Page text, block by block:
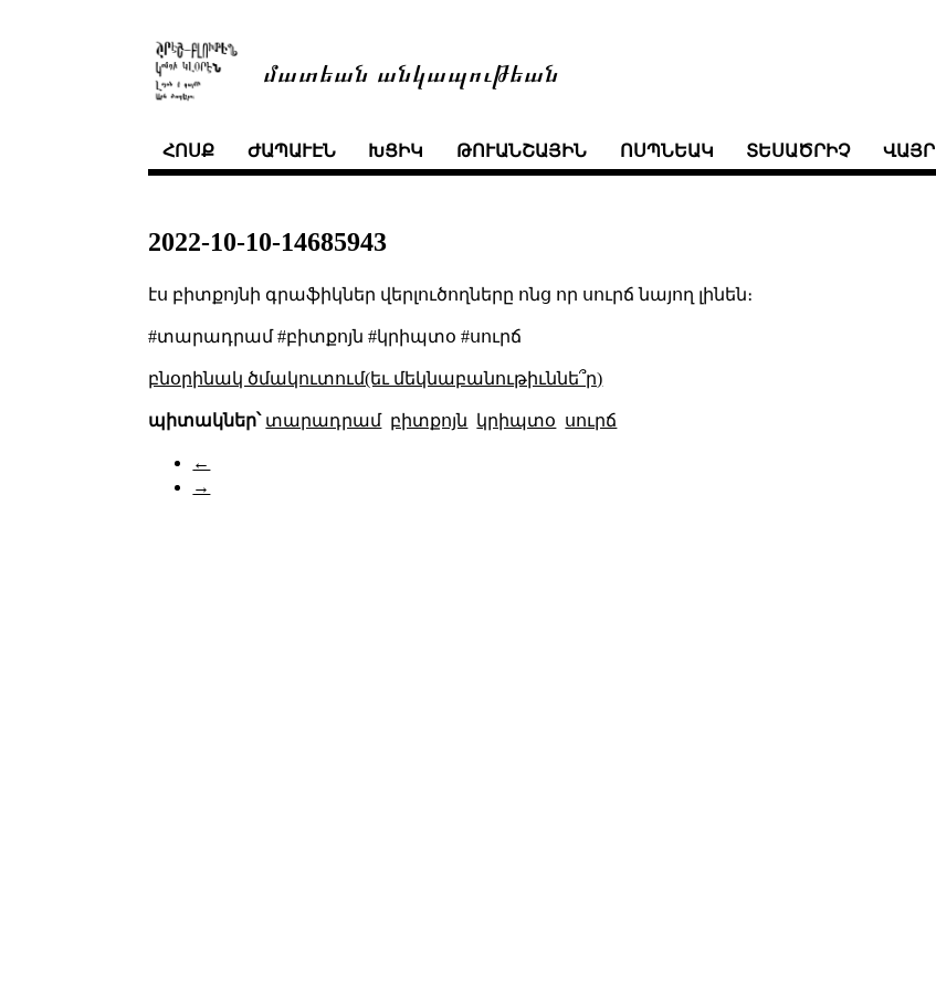
մատեան անկապութեան
ՀՈՍՔ ԺԱՊԱՒԷՆ ԽՑԻԿ ԹՈՒԱՆՇԱՅԻՆ ՈՍՊՆԵԱԿ ՏԵՍԱԾՐԻՉ ՎԱՅՐ
2022-10-10-14685943
էս բիտքոյնի գրաֆիկներ վերլուծողները ոնց որ սուրճ նայող լինեն։
#տարադրամ #բիտքոյն #կրիպտօ #սուրճ
բնօրինակ ծմակուտում(եւ մեկնաբանութիւննե՞ր)
պիտակներ՝ տարադրամ բիտքոյն կրիպտօ սուրճ
←
→